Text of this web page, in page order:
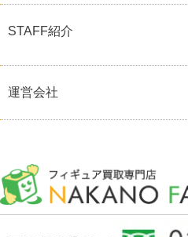
STAFF紹介
運営会社